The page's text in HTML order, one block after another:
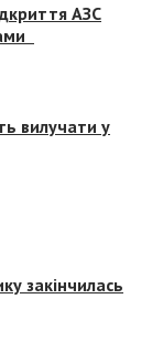
АЗС
вилучати у
закінчилась